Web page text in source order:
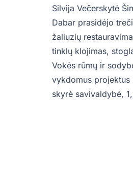
Silvija Večerskytė
Dabar prasidėjo
žaliuzių
tinklų klojimas,
Vokės rūmų ir
vykdomus projektus
skyrė savivaldybė,